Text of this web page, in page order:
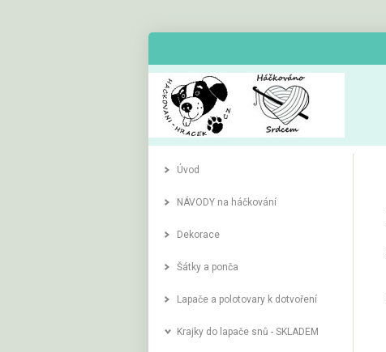
Úvod
NÁVODY na háčkování
Dekorace
Šátky a ponča
Lapače a polotovary k dotvoření
Krajky do lapače snů - SKLADEM